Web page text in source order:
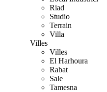
Riad
Studio
Terrain
Villa
Villes
Villes
El Harhoura
Rabat
Sale
Tamesna